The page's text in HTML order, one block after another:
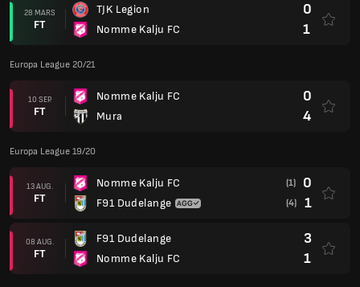
28 MARS
FT
TJK Legion
Nomme Kalju FC
0
1
Europa League 20/21
10 SEP.
FT
Nomme Kalju FC
Mura
0
4
Europa League 19/20
13 AUG.
FT
Nomme Kalju FC
F91 Dudelange
(1) 0
(4) 1
08 AUG.
FT
F91 Dudelange
Nomme Kalju FC
3
1